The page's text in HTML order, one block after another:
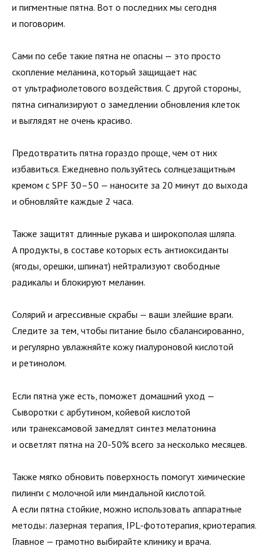
и пигментные пятна. Вот о последних мы сегодня
и поговорим.
Сами по себе такие пятна не опасны — это просто
скопление меланина, который защищает нас
от ультрафиолетового воздействия. С другой стороны,
пятна сигнализируют о замедлении обновления клеток
и выглядят не очень красиво.
Предотвратить пятна гораздо проще, чем от них
избавиться. Ежедневно пользуйтесь солнцезащитным
кремом с SPF 30–50 — наносите за 20 минут до выхода
и обновляйте каждые 2 часа.
Также защитят длинные рукава и широкополая шляпа.
А продукты, в составе которых есть антиоксиданты
(ягоды, орешки, шпинат) нейтрализуют свободные
радикалы и блокируют меланин.
Солярий и агрессивные скрабы — ваши злейшие враги.
Следите за тем, чтобы питание было сбалансированно,
и регулярно увлажняйте кожу гиалуроновой кислотой
и ретинолом.
Если пятна уже есть, поможет домашний уход —
Сыворотки с арбутином, койевой кислотой
или транексамовой замедлят синтез мелатонина
и осветлят пятна на 20-50% всего за несколько месяцев.
Также мягко обновить поверхность помогут химические
пилинги с молочной или миндальной кислотой.
А если пятна стойкие, можно использовать аппаратные
методы: лазерная терапия, IPL-фототерапия, криотерапия.
Главное — грамотно выбирайте клинику и врача.